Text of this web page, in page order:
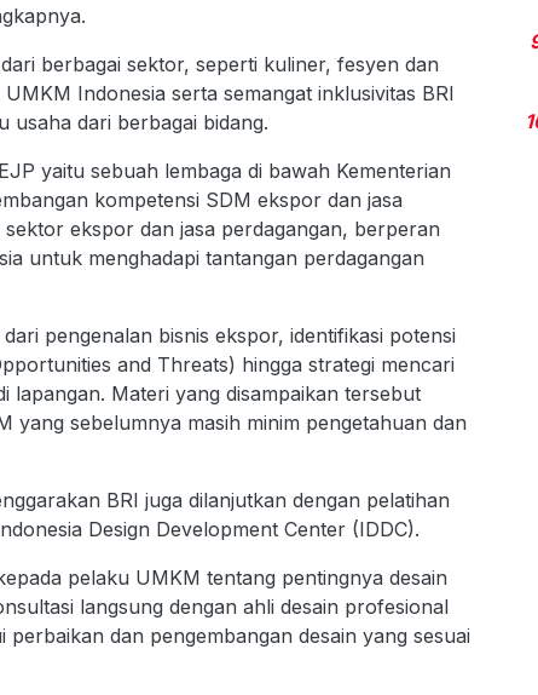
berbagai sektor, seperti kuliner, fesyen dan
Indonesia serta semangat inklusivitas BRI
usaha dari berbagai bidang.
yaitu sebuah lembaga di bawah Kementerian
kompetensi SDM ekspor dan jasa
ekspor dan jasa perdagangan, berperan
untuk menghadapi tantangan perdagangan
pengenalan bisnis ekspor, identifikasi potensi
and Threats) hingga strategi mencari
lapangan. Materi yang disampaikan tersebut
yang sebelumnya masih minim pengetahuan dan
BRI juga dilanjutkan dengan pelatihan
Design Development Center (IDDC).
pelaku UMKM tentang pentingnya desain
langsung dengan ahli desain profesional
dan pengembangan desain yang sesuai